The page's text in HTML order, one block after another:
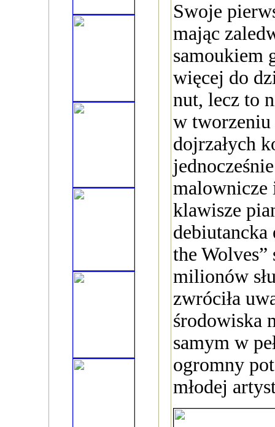
Swoje
mając
samoukiem
więcej do
nut, lecz to
w
dojrzałych
malownicze
klawisze
the Wolves”
milionów
zwróciła
środowiska
samym w
ogromny
młodej